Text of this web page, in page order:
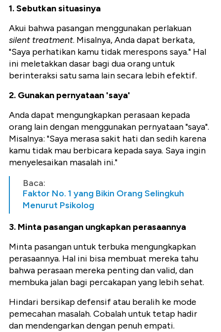
1. Sebutkan situasinya
Akui bahwa pasangan menggunakan perlakuan
silent treatment. Misalnya, Anda dapat berkata,
"Saya perhatikan kamu tidak merespons saya." Hal
ini meletakkan dasar bagi dua orang untuk
berinteraksi satu sama lain secara lebih efektif.
2. Gunakan pernyataan 'saya'
Anda dapat mengungkapkan perasaan kepada
orang lain dengan menggunakan pernyataan "saya".
Misalnya: "Saya merasa sakit hati dan sedih karena
kamu tidak mau berbicara kepada saya. Saya ingin
menyelesaikan masalah ini."
Baca:
Faktor No. 1 yang Bikin Orang Selingkuh
Menurut Psikolog
3. Minta pasangan ungkapkan perasaannya
Minta pasangan untuk terbuka mengungkapkan
perasaannya. Hal ini bisa membuat mereka tahu
bahwa perasaan mereka penting dan valid, dan
membuka jalan bagi percakapan yang lebih sehat.
Hindari bersikap defensif atau beralih ke mode
pemecahan masalah. Cobalah untuk tetap hadir
dan mendengarkan dengan penuh empati.